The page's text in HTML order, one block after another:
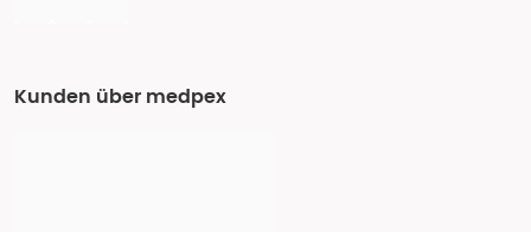
Kunden über medpex